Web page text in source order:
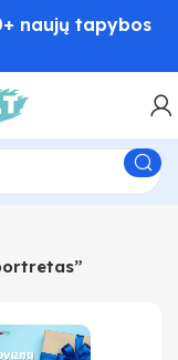
naujų tapybos